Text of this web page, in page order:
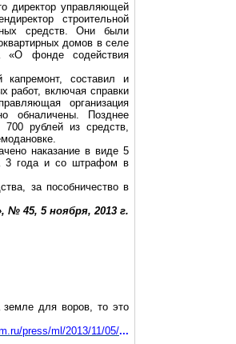
директор управляющей
строительной
средств. Они были
домов в селе
«О фонде содействия
капремонт, составил и
работ, включая справки
организация
обналичены. Позднее
рублей из средств,
наказание в виде 5
3 года и со штрафом в
за пособничество в
№ 45, 5 ноября,2013 г.
для воров, то это
press/ml/2013/11/05/...